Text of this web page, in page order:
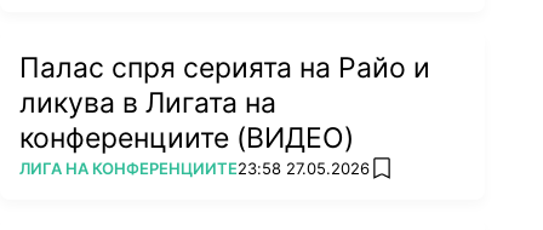
Палас спря серията на Райо и
ликува в Лигата на
конференциите (ВИДЕО)
ПОВЕЧЕ ОТ
ЛИГА НА КОНФЕРЕНЦИИТЕ23:58 27.05.2026 add favorites